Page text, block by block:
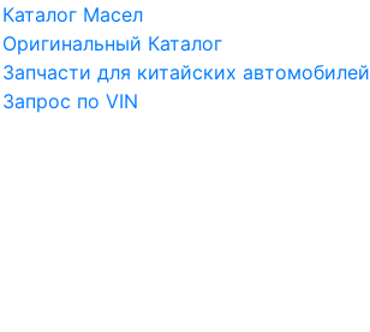
Каталог Масел
Оригинальный Каталог
Запчасти для китайских автомобилей
Запрос по VIN